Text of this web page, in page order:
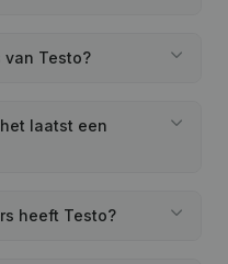
van Testo?
laatst een
heeft Testo?